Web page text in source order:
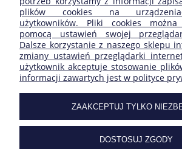
MOJE KONTO
INFORMACJE
SKLEP FIRMY:
| ul. Ogrodowa 27/29 | 05-092
plików cookies na
użytkowników. Pliki cookies
pomocą ustawień swojej
Dalsze korzystanie z naszego sklepu
zmiany ustawień przeglądarki
użytkownik akceptuje stosowanie
informacji zawartych jest w polityce
ZAAKCEPTUJ TYLKO
DOSTOSUJ ZGODY